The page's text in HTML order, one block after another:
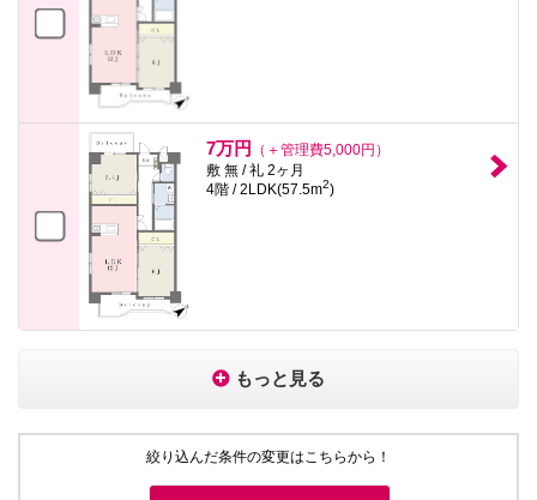
7万円
（＋管理費5,000円）
敷 無 / 礼 2ヶ月
4階 / 2LDK(57.5m2)
もっと見る
絞り込んだ条件の変更はこちらから！